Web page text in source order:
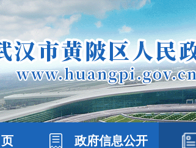
政府信息公开